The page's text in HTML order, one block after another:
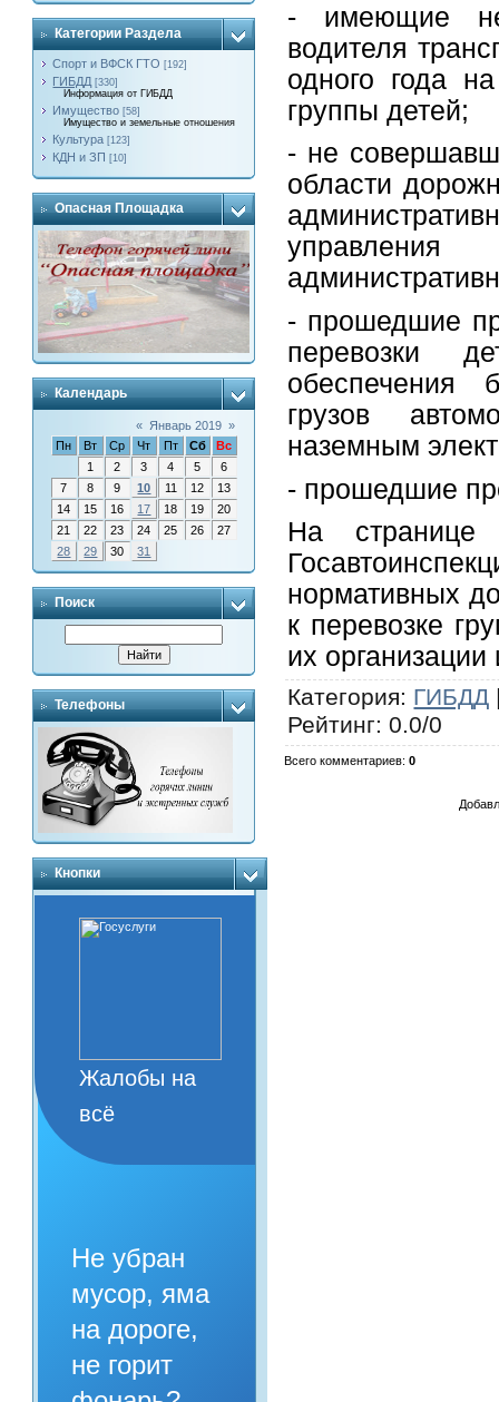
Категории Раздела
Спорт и ВФСК ГТО [192]
ГИБДД [330]
Информация от ГИБДД
Имущество [58]
Имущество и земельные отношения
Культура [123]
КДН и ЗП [10]
Опасная Площадка
Календарь
« Январь 2019 »
Пн
Вт Ср Чт Пт Сб
Вс
1
2 3 4 5
6
7
8 9 10 11 12
13
14
15 16 17 18 19
20
21
22 23 24 25 26
27
28
29 30 31
Поиск
Телефоны
Кнопки
Жалобы на
всё
Не убран
мусор, яма
на дороге,
не горит
- имеющие
водителя
одного года
группы детей;
- не
области
- прошедшие
перевозки
обеспечения
грузов
наземным
- прошедшие
На странице
нормативных
к перевозке
их
Категория: ГИБДД
Рейтинг:0.0/0
Всего комментариев:0